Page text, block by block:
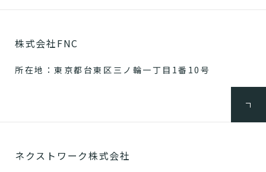
株式会社FNC
所在地：東京都台東区三ノ輪一丁目1番10号
ネクストワーク株式会社